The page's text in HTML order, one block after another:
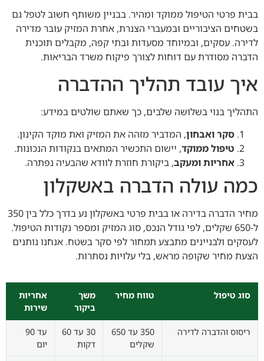
בבית פרטי הטיפול ממוקד ומהיר. בבניין משותף חשוב לטפל גם
בשטחים הציבוריים ובמעברי הצנרת, אחרת המזיק עובר מדירה
לדירה. עסקים, ובמיוחד מסעדות ובתי קפה, מקבלים תוכנית
הדברה מסודרת עם דוחות לצורך פיקוח משרד הבריאות.
איך עובד תהליך ההדברה
התהליך בנוי בשלושה שלבים, כך שאתם שולטים במידע:
סקר ואבחון, המדביר מזהה את המזיק ואת מוקד הקינון.
טיפול ממוקד, יישום התכשיר המתאים בנקודות הנכונות.
אחריות ומעקב, ביקורת חוזרת לוודא שהבעיה נפתרה.
כמה עולה הדברה באשקלון
מחיר הדברה בדירה או בבית פרטי באשקלון נע בדרך כלל בין 350
ל-650 שקלים, לפי גודל הנכס, סוג המזיק ומספר נקודות הטיפול.
לעסקים ולבניינים מתבצע תמחור לפי סקר בשטח. אנחנו נותנים
הצעת מחיר שקופה מראש, בלי עלויות נסתרות.
סוג טיפול טווח מחיר
משך
ביקור
אחריות
שירות
ריסוס והדברה לדירה
350 עד 650
שקלים
30 עד 60
דקות
עד 90
יום